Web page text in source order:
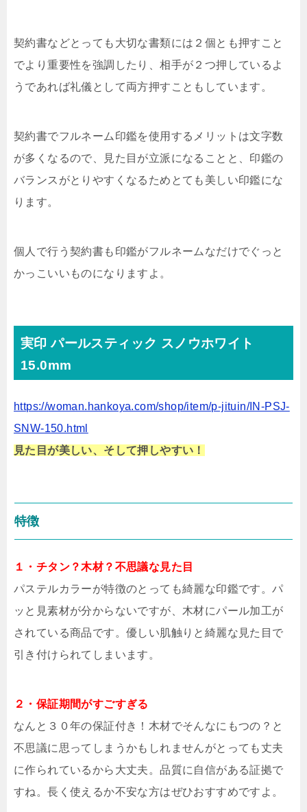
契約書などとっても大切な書類には２個とも押すこと
でより重要性を強調したり、相手が２つ押しているよ
うであれば礼儀として両方押すこともしています。
契約書でフルネーム印鑑を使用するメリットは文字数
が多くなるので、見た目が立派になることと、印鑑の
バランスがとりやすくなるためとても美しい印鑑にな
ります。
個人で行う契約書も印鑑がフルネームなだけでぐっと
かっこいいものになりますよ。
実印 パールスティック スノウホワイト
15.0mm
https://woman.hankoya.com/shop/item/p-jituin/IN-PSJ-
SNW-150.html
見た目が美しい、そして押しやすい！
特徴
１・チタン？木材？不思議な見た目
パステルカラーが特徴のとっても綺麗な印鑑です。パ
ッと見素材が分からないですが、木材にパール加工が
されている商品です。優しい肌触りと綺麗な見た目で
引き付けられてしまいます。
２・保証期間がすごすぎる
なんと３０年の保証付き！木材でそんなにもつの？と
不思議に思ってしまうかもしれませんがとっても丈夫
に作られているから大丈夫。品質に自信がある証拠で
すね。長く使えるか不安な方はぜひおすすめですよ。